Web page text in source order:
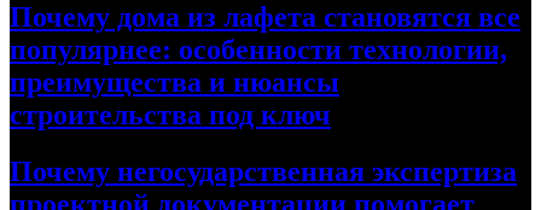
Почему дома из лафета становятся все
популярнее: особенности технологии,
преимущества и нюансы
строительства под ключ
Почему негосударственная экспертиза